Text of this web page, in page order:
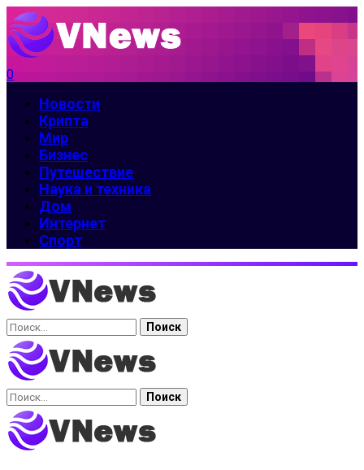
0
Новости
Крипта
Мир
Бизнес
Путешествие
Наука и техника
Дом
Интернет
Спорт
Найти:
Найти: